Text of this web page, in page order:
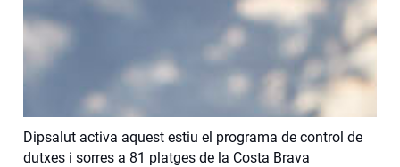
estiu el programa de control de
de la Costa Brava
Dipsalut identifica 43 nous
persones grans a través del